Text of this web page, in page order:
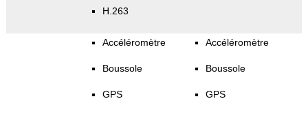
H.263
Accéléromètre
Boussole
GPS
Accéléromètre
Boussole
GPS